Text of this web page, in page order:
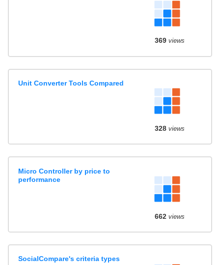
369views
Unit Converter Tools Compared
328views
Micro Controller by price to
performance
662views
SocialCompare's criteria types